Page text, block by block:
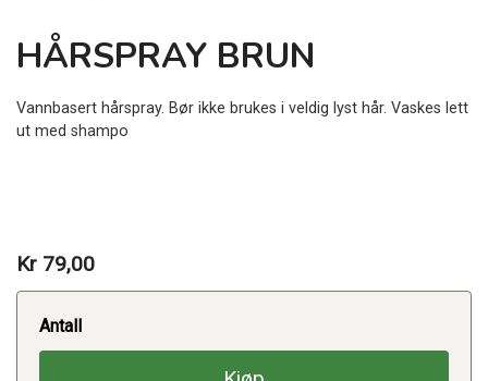
HÅRSPRAY BRUN
Vannbasert hårspray. Bør ikke brukes i veldig lyst hår. Vaskes lett
ut med shampo
Kr 79,00
Antall